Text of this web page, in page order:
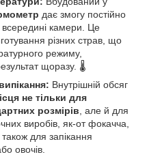
дає змогу постійно
всередині камери. Це
різних страв, що
режиму,
щоразу. 🌡️
Внутрішній обсяг
не тільки для
розмірів , але й для
виробів, як-от фокачча,
для запікання
овочів.